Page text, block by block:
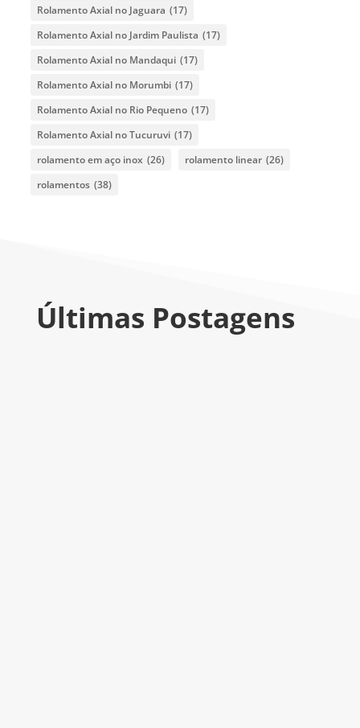
Rolamento Axial no Jaguara (17)
Rolamento Axial no Jardim Paulista (17)
Rolamento Axial no Mandaqui (17)
Rolamento Axial no Morumbi (17)
Rolamento Axial no Rio Pequeno (17)
Rolamento Axial no Tucuruvi (17)
rolamento em aço inox (26) rolamento linear (26)
rolamentos (38)
Últimas Postagens